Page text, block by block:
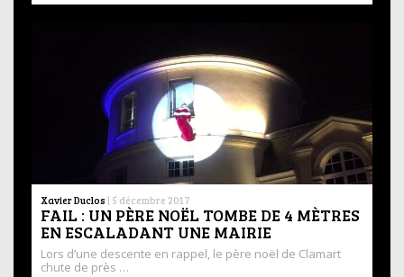
Xavier Duclos | 5 décembre 2017
FAIL : UN PÈRE NOËL TOMBE DE 4 MÈTRES
EN ESCALADANT UNE MAIRIE
Lors d’une descente en rappel, le père noël de Clamart
chute de près …